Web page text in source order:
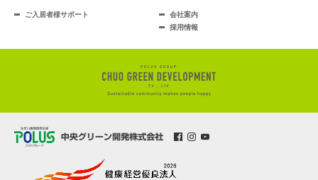
ご入居者様サポート
会社案内
採用情報